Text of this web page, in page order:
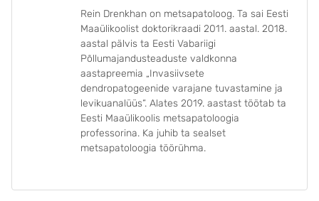
Rein Drenkhan on metsapatoloog. Ta sai Eesti
Maaülikoolist doktorikraadi 2011. aastal. 2018.
aastal pälvis ta Eesti Vabariigi
Põllumajandusteaduste valdkonna
aastapreemia „Invasiivsete
dendropatogeenide varajane tuvastamine ja
levikuanalüüs“. Alates 2019. aastast töötab ta
Eesti Maaülikoolis metsapatoloogia
professorina. Ka juhib ta sealset
metsapatoloogia töörühma.